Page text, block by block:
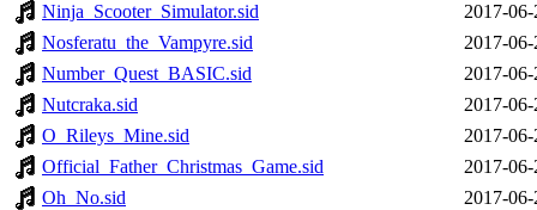
Ninja_Scooter_Simulator.sid
2017-
Nosferatu_the_Vampyre.sid
2017-
Number_Quest_BASIC.sid
2017-
Nutcraka.sid
2017-
O_Rileys_Mine.sid
2017-
Official_Father_Christmas_Game.sid
2017-
Oh_No.sid
2017-